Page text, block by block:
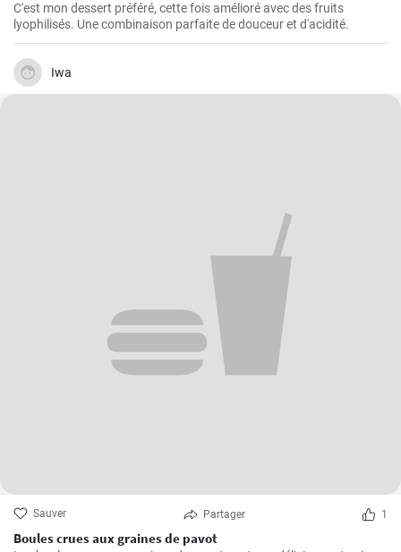
C'est mon dessert préféré, cette fois amélioré avec des fruits
lyophilisés. Une combinaison parfaite de douceur et d'acidité.
Iwa
Sauver Partager 1
Boules crues aux graines de pavot